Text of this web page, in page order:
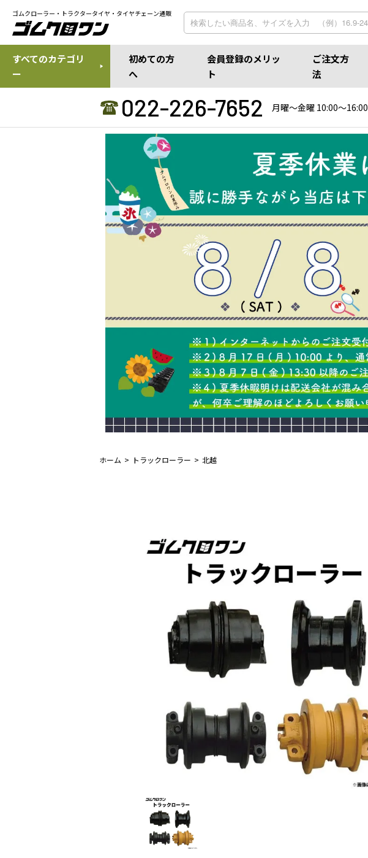
ゴムクローラー・トラクタータイヤ・タイヤチェーン通販
すべてのカテゴリ
ー
初めての方
へ
会員登録のメリッ
ト
ご注文方
法
022-226-7652 月曜〜金曜 10:00〜16:00
ホーム トラックローラー 北越